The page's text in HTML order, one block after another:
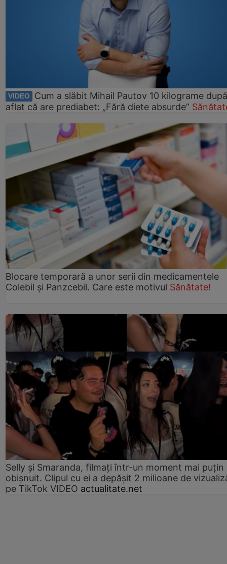
VIDEO
Cum a slăbit Mihail Pautov 10 kilograme
aflat că are prediabet: „Fără diete absurde”
Blocare temporară a unor serii din medicamentele
Colebil și Panzcebil. Care este motivul Sănătate!
Selly și Smaranda, filmați într-un moment mai puțin
obișnuit. Clipul cu ei a depășit 2 milioane de
pe TikTok VIDEO actualitate.net